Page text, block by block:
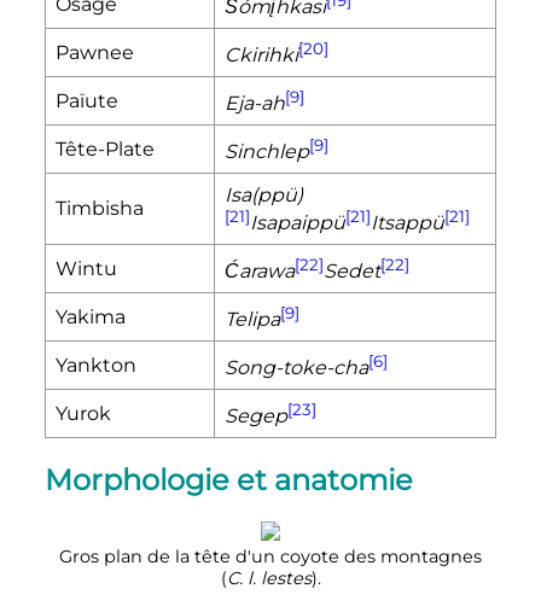
Šómįhkasi
Pawnee Ckirihki[20]
Païute Eja-ah[9]
Tête-Plate Sinchlep[9]
Timbisha
Isa(ppü)
[21]Isapaippü[21]Itsappü[21]
Wintu Ćarawa[22]Sedet[22]
Yakima Telipa[9]
Yankton Song-toke-cha[6]
Yurok Segep[23]
Morphologie et anatomie
Gros plan de la tête d'un coyote des montagnes
(C. l. lestes).